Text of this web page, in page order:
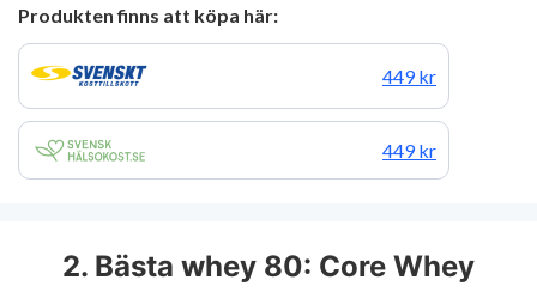
Produkten finns att köpa här:
449 kr
449 kr
2. Bästa whey 80: Core Whey